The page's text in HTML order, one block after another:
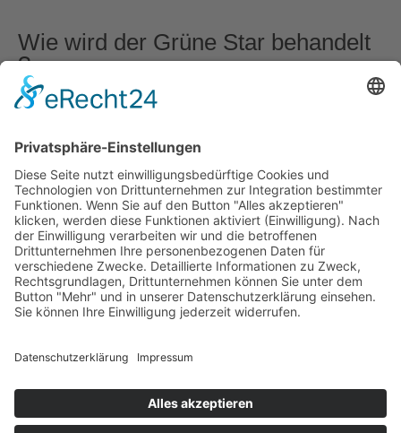
Wie wird der Grüne Star behandelt
?
Der grüne Star (Glaukom) wird grundsätzlich
medikamentös in Form von Augentropfenbehandelt.
reguliert und damit das Auftreten/Fortschreiten von
Gesichtsfelddefekten verhindert werden. Ist das nicht
der Fall,so kann eine Laserbehandlung bzw. eine
Operation das Fortschreiten des grünen Stars inden
meisten Fällen verhindern.
Für weitere Informationen stehe ich Ihnen jederzeit
gerne zur Verfügung!
© Univ.-Prof. Dr. Christoph Scholda